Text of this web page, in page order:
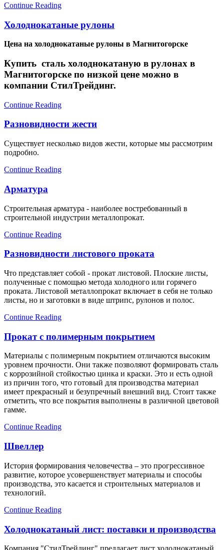
Continue Reading
Холоднокатаные рулоны
Цена на холоднокатаные рулоны в Магнитогорске
Купить сталь холоднокатаную в рулонах в
Магнитогорске по низкой цене можно в
компании СтилТрейдинг.
Continue Reading
Разновидности жести
Существует несколько видов жести, которые мы рассмотрим
подробно.
Continue Reading
Арматура
Строительная арматура - наиболее востребованный в
строительной индустрии металлопрокат.
Continue Reading
Разновидности листового проката
Что представляет собой - прокат листовой. Плоские листы,
полученные с помощью метода холодного или горячего
проката. Листовой металлопрокат включает в себя не только
листы, но и заготовки в виде штрипс, рулонов и полос.
Continue Reading
Прокат с полимерным покрытием
Материалы с полимерным покрытием отличаются высоким
уровнем прочности. Они также позволяют формировать сталь
с коррозийной стойкостью цинка и краски. Это и есть одной
из причин того, что готовый для производства материал
имеет прекрасный и безупречный внешний вид. Стоит также
отметить, что все покрытия выполнены в различной цветовой
гамме.
Continue Reading
Швеллер
История формирования человечества – это прогрессивное
развитие, которое усовершенствует материалы и способы
производства, это касается и строительных материалов и
технологий.
Continue Reading
Холоднокатаный лист: поставки и производства